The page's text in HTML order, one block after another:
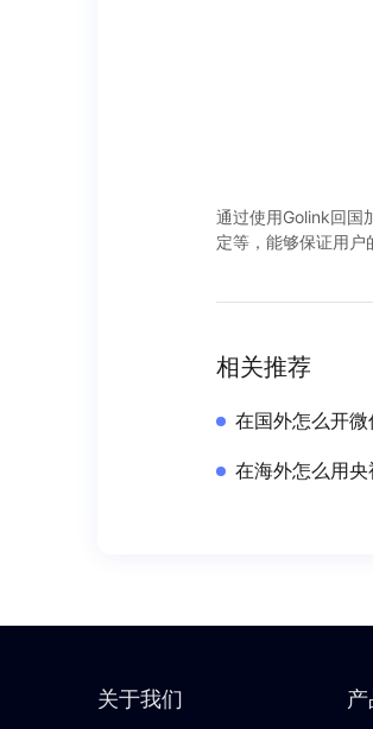
通过使用Golink回国
定等，能够保证用户
相关推荐
在国外怎么开
在海外怎么用
关于我们